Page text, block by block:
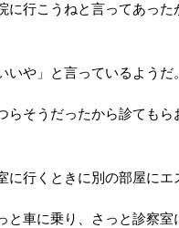
に行こうねと言ってあっ
いや」と言っているようだ。
らそうだったから診ても
行くときに別の部屋にエ
と車に乗り、さっと診察